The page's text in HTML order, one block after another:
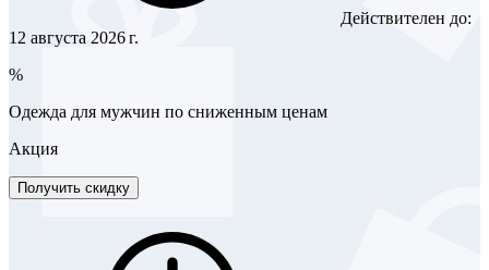
Действителен до:
12 августа 2026 г.
%
Одежда для мужчин по сниженным ценам
Акция
Получить скидку